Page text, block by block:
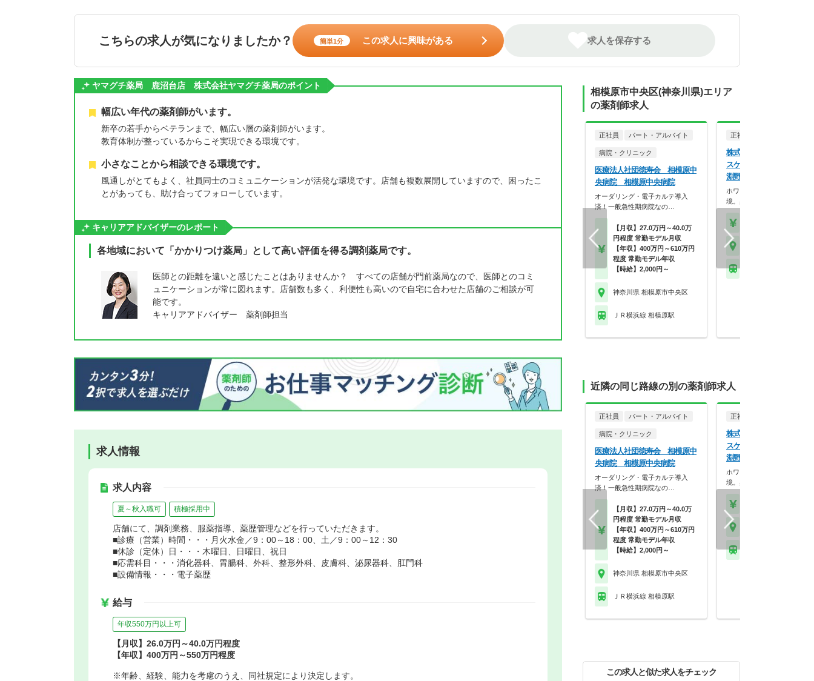
こちらの求人が気になりましたか？ 簡単1分 この求人に興味がある 求人を保存する
ヤマグチ薬局 鹿沼台店 株式会社ヤマグチ薬局のポイント
幅広い年代の薬剤師がいます。
新卒の若手からベテランまで、幅広い層の薬剤師がいます。
教育体制が整っているからこそ実現できる環境です。
小さなことから相談できる環境です。
風通しがとてもよく、社員同士のコミュニケーションが活発な環境です。店舗も複数展開していますので、困ったこ
とがあっても、助け合ってフォローしています。
キャリアアドバイザーのレポート
各地域において「かかりつけ薬局」として高い評価を得る調剤薬局です。
医師との距離を遠いと感じたことはありませんか？ すべての店舗が門前薬局なので、医師とのコミ
ュニケーションが常に図れます。店舗数も多く、利便性も高いので自宅に合わせた店舗のご相談が可
能です。
キャリアアドバイザー 薬剤師担当
求人情報
求人内容
夏～秋入職可 積極採用中
店舗にて、調剤業務、服薬指導、薬歴管理などを行っていただきます。
■診療（営業）時間・・・月火水金／9：00～18：00、土／9：00～12：30
■休診（定休）日・・・木曜日、日曜日、祝日
■応需科目・・・消化器科、胃腸科、外科、整形外科、皮膚科、泌尿器科、肛門科
■設備情報・・・電子薬歴
給与
年収550万円以上可
【月収】26.0万円～40.0万円程度
【年収】400万円～550万円程度
※年齢、経験、能力を考慮のうえ、同社規定により決定します。
相模原市中央区(神奈川県)エリア
の薬剤師求人
正社員 パート・アルバイト
病院・クリニック
医療法人社団徳寿会 相模原中
央病院 相模原中央病院
オーダリング・電子カルテ導入
済！一般急性期病院なの…
【月収】27.0万円～40.0万
円程度 常勤モデル月収
【年収】400万円～610万円
程度 常勤モデル年収
【時給】2,000円～
神奈川県 相模原市中央区
ＪＲ横浜線 相模原駅
正社員
株式会社ココカラファイ
スケア ココカラファイ
淵野辺駅前店
ホワイト500認定のクリーン
境。身だしなみの自…
近隣の同じ路線の別の薬剤師求人
正社員 パート・アルバイト
病院・クリニック
医療法人社団徳寿会 相模原中
央病院 相模原中央病院
オーダリング・電子カルテ導入
済！一般急性期病院なの…
【月収】27.0万円～40.0万
円程度 常勤モデル月収
【年収】400万円～610万円
程度 常勤モデル年収
【時給】2,000円～
神奈川県 相模原市中央区
ＪＲ横浜線 相模原駅
正社員
株式会社ココカラファイ
スケア ココカラファイ
淵野辺駅前店
ホワイト500認定のクリーン
境。身だしなみの自…
この求人と似た求人をチェック